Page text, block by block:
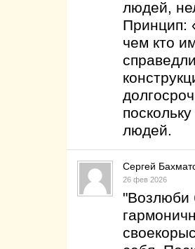
людей,
Принцип:
чем кто
людей.
Сергей
26 фев 2026
"Возлюби